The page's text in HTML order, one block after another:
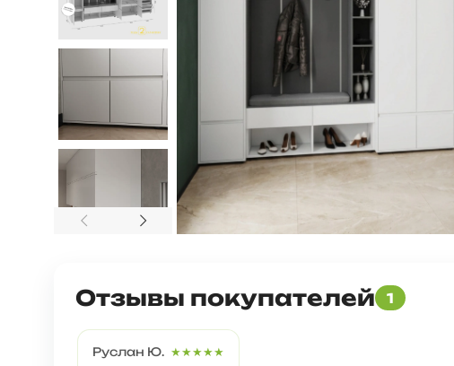
Отзывы покупателей 1
Руслан Ю. ★★★★★